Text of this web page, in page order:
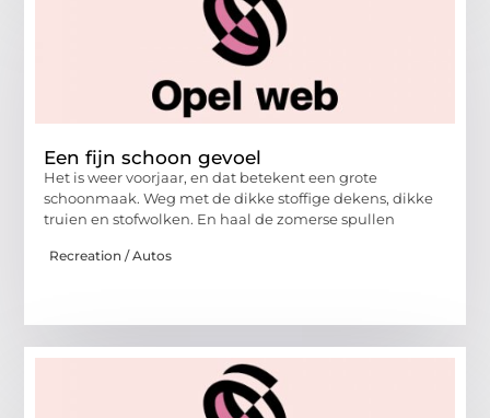
Een fijn schoon gevoel
Het is weer voorjaar, en dat betekent een grote
schoonmaak. Weg met de dikke stoffige dekens, dikke
truien en stofwolken. En haal de zomerse spullen
Recreation / Autos